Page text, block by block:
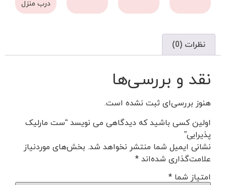
درب منزل
نظرات (0)
نقد و بررسی‌ها
هنوز بررسی‌ای ثبت نشده است.
اولین کسی باشید که دیدگاهی می نویسد “ست مارلیک
پذیرایی”
نشانی ایمیل شما منتشر نخواهد شد. بخش‌های موردنیاز
علامت‌گذاری شده‌اند*
امتیاز شما *